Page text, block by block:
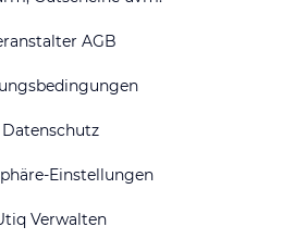
AGB
Datenschutz
Einstellungen
Verwalten